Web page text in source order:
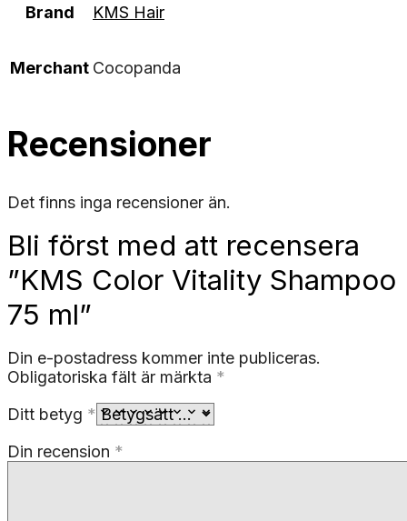
Brand KMS Hair
Merchant Cocopanda
Recensioner
Det finns inga recensioner än.
Bli först med att recensera
”KMS Color Vitality Shampoo
75 ml”
Din e-postadress kommer inte publiceras.
Obligatoriska fält är märkta *
Ditt betyg *
Din recension *